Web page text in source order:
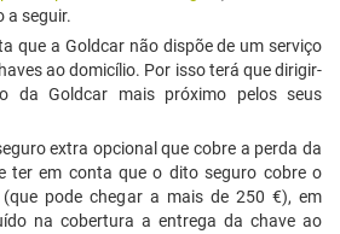
a seguir.
que a Goldcar não dispõe de um serviço
ao domicílio. Por isso terá que dirigir-
da Goldcar mais próximo pelos seus
extra opcional que cobre a perda da
ter em conta que o dito seguro cobre o
pode chegar a mais de 250 €), em
na cobertura a entrega da chave ao